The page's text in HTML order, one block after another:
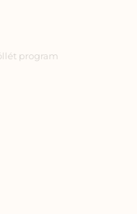
program